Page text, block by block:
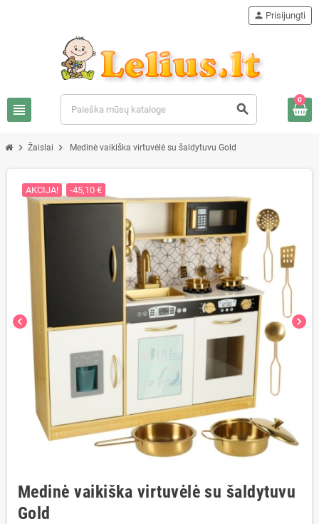
view_headline search
person Prisijungti
0
chevron_right Žaislai chevron_right Medinė vaikiška virtuvėlė su šaldytuvu Gold
chevron_left chevron_right
AKCIJA! -45,10 €
Medinė vaikiška virtuvėlė su šaldytuvu
Gold